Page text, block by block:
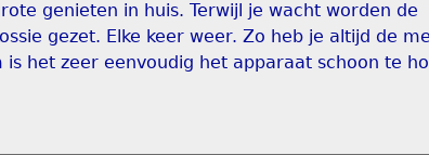
genieten in huis. Terwijl je wacht worden de
gezet. Elke keer weer. Zo heb je altijd de
het zeer eenvoudig het apparaat schoon te